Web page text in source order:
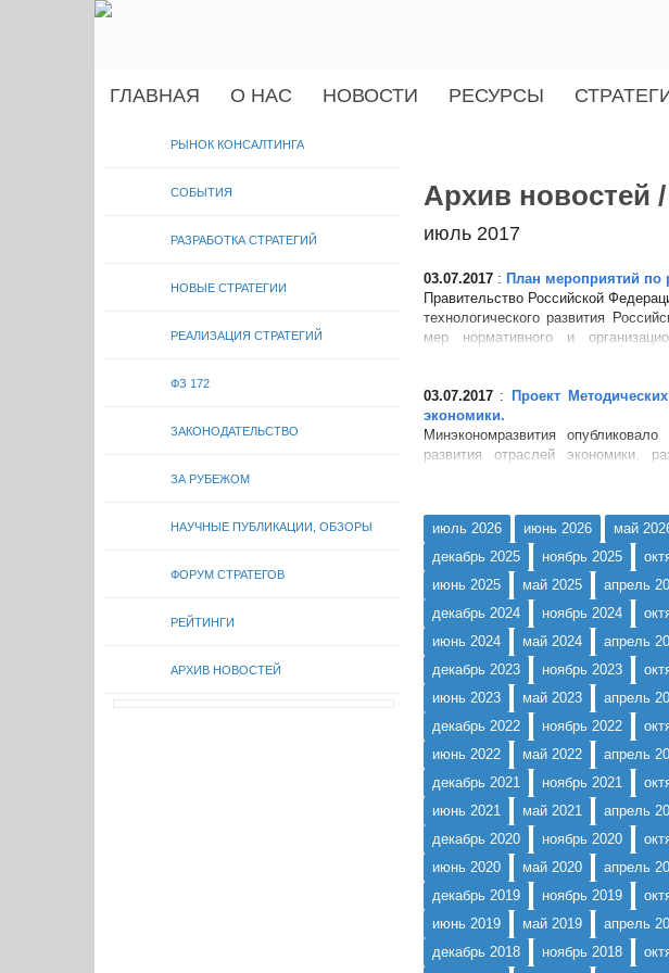
ГЛАВНАЯ О НАС НОВОСТИ РЕСУРСЫ
РЫНОК КОНСАЛТИНГА
СОБЫТИЯ
РАЗРАБОТКА СТРАТЕГИЙ
НОВЫЕ СТРАТЕГИИ
РЕАЛИЗАЦИЯ СТРАТЕГИЙ
ФЗ 172
ЗАКОНОДАТЕЛЬСТВО
ЗА РУБЕЖОМ
НАУЧНЫЕ ПУБЛИКАЦИИ, ОБЗОРЫ
ФОРУМ СТРАТЕГОВ
РЕЙТИНГИ
АРХИВ НОВОСТЕЙ
Архив новостей
июль 2017
03.07.2017: План мероприятий по
Правительство Российской
технологического развития
мер нормативного и
03.07.2017:
Проект
экономики.
Минэкономразвития
развития отраслей экономики,
июль 2026 июнь 2026 май
декабрь 2025
ноябрь 2025
июнь 2025
май 2025 апрель
декабрь 2024
ноябрь 2024
июнь 2024
май 2024 апрель
декабрь 2023
ноябрь 2023
июнь 2023
май 2023 апрель
декабрь 2022
ноябрь 2022
июнь 2022
май 2022 апрель
декабрь 2021
ноябрь 2021
июнь 2021
май 2021 апрель
декабрь 2020
ноябрь 2020
июнь 2020
май 2020 апрель
декабрь 2019
ноябрь 2019
июнь 2019
май 2019 апрель
декабрь 2018
ноябрь 2018